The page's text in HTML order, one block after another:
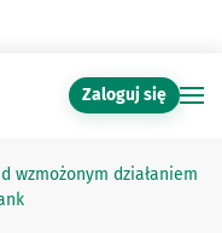
Zaloguj się
wzmożonym działaniem